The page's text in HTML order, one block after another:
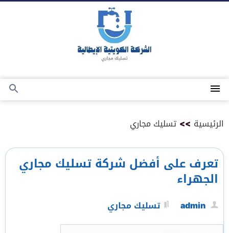
القائمة
بحث
الرئيسية >> تسليك مجاري
تعرف على أفضل شركة تسليك مجاري
الجهراء
admin تسليك مجاري